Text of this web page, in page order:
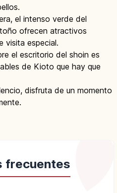
el intenso verde del
ofrecen atractivos
visita especial.
el escritorio del shoin es
de Kioto que hay que
disfruta de un momento
frecuentes